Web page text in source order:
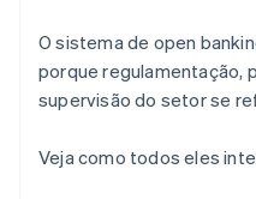
O sistema de open
porque regulamentação,
supervisão do setor se
Veja como todos eles